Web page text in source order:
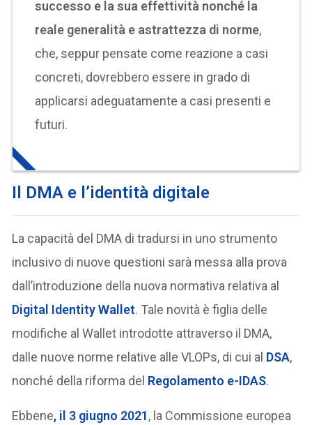
successo e la sua effettività nonché la
reale generalità e astrattezza di norme,
che, seppur pensate come reazione a casi
concreti, dovrebbero essere in grado di
applicarsi adeguatamente a casi presenti e
futuri.
Il DMA e l’identità digitale
La capacità del DMA di tradursi in uno strumento
inclusivo di nuove questioni sarà messa alla prova
dall’introduzione della nuova normativa relativa al
Digital Identity Wallet. Tale novità è figlia delle
modifiche al Wallet introdotte attraverso il DMA,
dalle nuove norme relative alle VLOPs, di cui al DSA,
nonché della riforma del Regolamento e-IDAS.
Ebbene, il 3 giugno 2021, la Commissione europea